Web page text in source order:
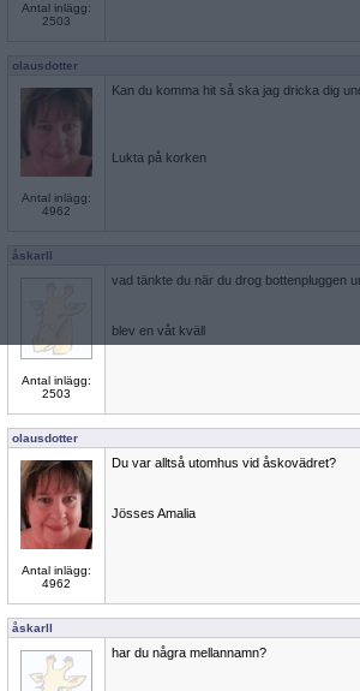
Antal inlägg:
2503
olausdotter
Antal inlägg:
4962
Kan du komma hit så ska jag dricka dig
Lukta på korken
åskarll
Antal inlägg:
2503
vad tänkte du när du drog bottenpluggen
blev en våt kväll
olausdotter
Antal inlägg:
4962
Du var alltså utomhus vid åskovädret?
Jösses Amalia
åskarll
har du några mellannamn?